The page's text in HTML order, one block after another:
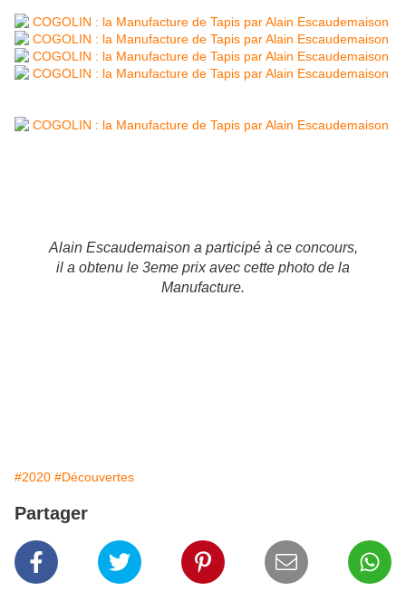
Alain Escaudemaison a participé à ce concours,
il a obtenu le 3eme prix avec cette photo de la
Manufacture.
#2020 #Découvertes
Partager